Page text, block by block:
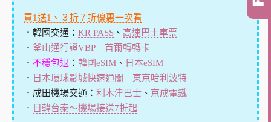
買1送1、３折７折優惠一次看
．韓國交通： KR PASS、 高速巴士車票
． 釜山通行證VBP｜ 首爾轉轉卡
． 不穩包退 ： 韓國eSIM、 日本eSIM
． 日本環球影城快速通關
東京哈利波特
．成田機場交通： 利木津巴士、 京成電鐵
． 日韓台泰～機場接送7折起